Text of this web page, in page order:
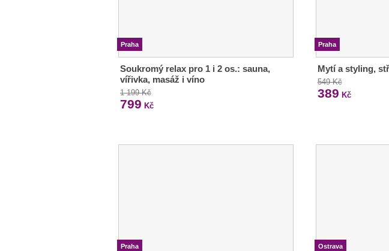
Praha
Soukromý relax pro 1 i 2 os.: sauna,
vířivka, masáž i víno
1 199 Kč
799 Kč
Praha
Mytí a styling,
549 Kč
389 Kč
Praha Ostrava